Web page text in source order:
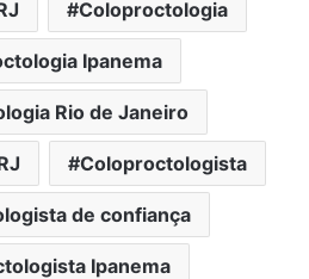
Coloproctologia
Ipanema
Rio de Janeiro
Coloproctologista
de confiança
Ipanema